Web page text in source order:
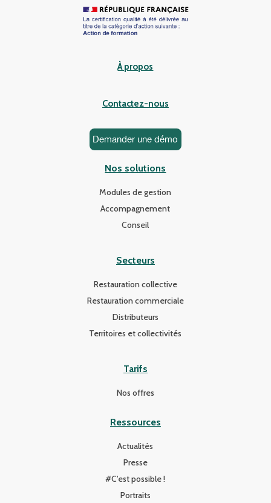
À propos
Contactez-nous
Demander une démo
Nos solutions
Modules de gestion
Accompagnement
Conseil
Secteurs
Restauration collective
Restauration commerciale
Distributeurs
Territoires et collectivités
Tarifs
Nos offres
Ressources
Actualités
Presse
#C'est possible !
Portraits